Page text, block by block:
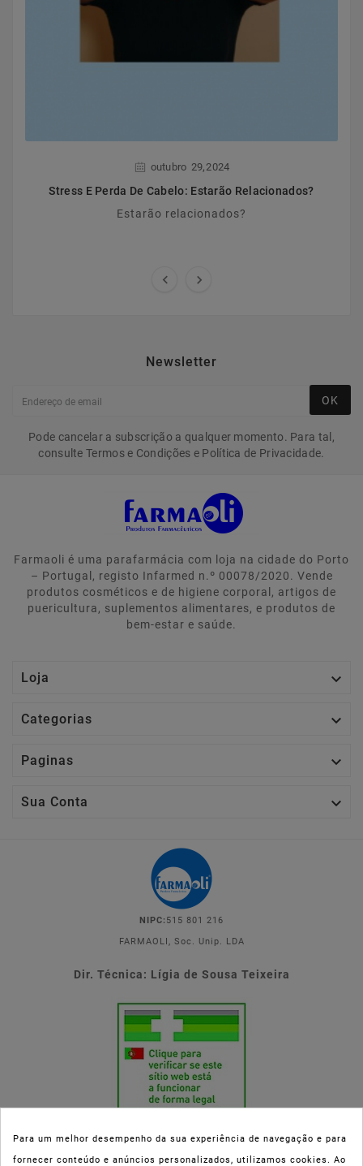
outubro 29, 2024
Stress E Perda De Cabelo: Estarão Relacionados?
Estarão relacionados?
 
Newsletter
OK
Pode cancelar a subscrição a qualquer momento. Para tal,
consulte Termos e Condições e Política de Privacidade.
Farmaoli é uma parafarmácia com loja na cidade do Porto
– Portugal, registo Infarmed n.º 00078/2020. Vende
produtos cosméticos e de higiene corporal, artigos de
puericultura, suplementos alimentares, e produtos de
bem-estar e saúde.
Loja 
Categorias 
Paginas 
Sua Conta 
NIPC: 515 801 216
FARMAOLI, Soc. Unip. LDA
Dir. Técnica: Lígia de Sousa Teixeira
Para um melhor desempenho da sua experiência de navegação e para
fornecer conteúdo e anúncios personalizados, utilizamos cookies. Ao